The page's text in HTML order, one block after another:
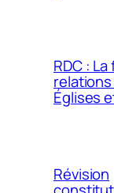
RDC :
Églises
Révision